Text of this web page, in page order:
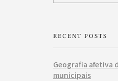
RECENT POSTS
Geografia afetiva
municipais